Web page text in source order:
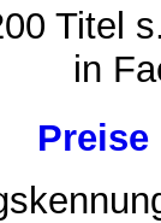
Titel
in